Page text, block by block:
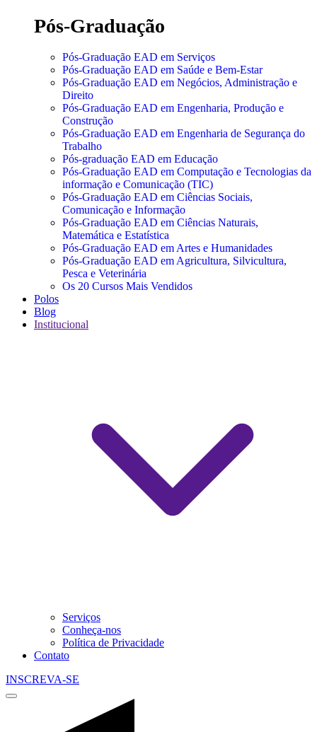
Pós-Graduação
Pós-Graduação EAD em Serviços
Pós-Graduação EAD em Saúde e Bem-Estar
Pós-Graduação EAD em Negócios, Administração e
Direito
Pós-Graduação EAD em Engenharia, Produção e
Construção
Pós-Graduação EAD em Engenharia de Segurança do
Trabalho
Pós-graduação EAD em Educação
Pós-Graduação EAD em Computação e Tecnologias da
informação e Comunicação (TIC)
Pós-Graduação EAD em Ciências Sociais,
Comunicação e Informação
Pós-Graduação EAD em Ciências Naturais,
Matemática e Estatística
Pós-Graduação EAD em Artes e Humanidades
Pós-Graduação EAD em Agricultura, Silvicultura,
Pesca e Veterinária
Os 20 Cursos Mais Vendidos
Polos
Blog
Institucional
Serviços
Conheça-nos
Política de Privacidade
Contato
INSCREVA-SE